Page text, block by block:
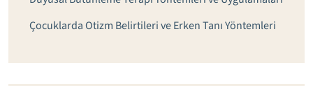
Çocuklarda Otizm Belirtileri ve Erken Tanı Yöntemleri